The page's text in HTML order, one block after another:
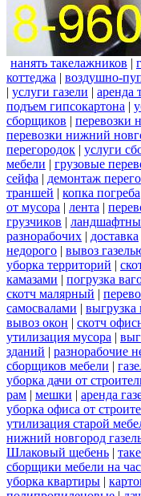
нанять такелажников |
коттеджа | воздушно-
| услуги газели | аренда
подъем гипсокартона |
сборщиков | перевозки
перевозки нижний
перегородок | услуги
мебели | грузовые
сейфа | демонтаж
траншей | копка погреба
от мусора | лента |
грузчиков |
разнорабочих | доставка
недорого | вывоз
уборка территорий |
камазами | погрузка
скотч малярный |
самосвалами | выгрузка
вывоз окон | скотч
утилизация мусора |
зданий | разнорабочие
сборщиков мебели |
уборка дачи от
рам | мешки | аренда
уборка офиса от
утилизация старой
нижний новгород
Шлаковый щебень |
сборщики мебели на час
уборка квартиры |